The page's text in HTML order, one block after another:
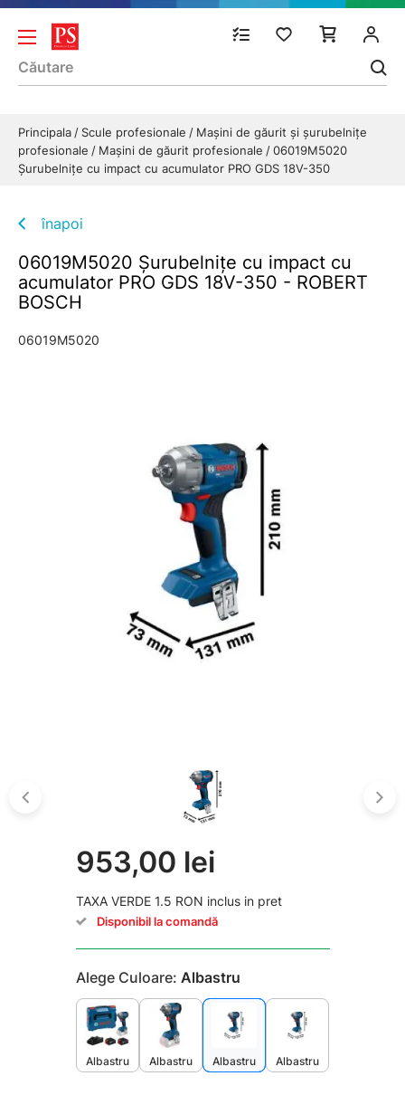
Principala Scule profesionale
Mașini de găurit și șurubelnițe
profesionale
Maşini de găurit profesionale
06019M5020
Şurubelniţe cu impact cu acumulator PRO GDS 18V-350
înapoi
06019M5020 Şurubelniţe cu impact cu
acumulator PRO GDS 18V-350 - ROBERT
BOSCH
06019M5020
953,00 lei
TAXA VERDE 1.5 RON inclus in pret
Disponibil la comandă
Alege Culoare: Albastru
Albastru Albastru Albastru Albastru